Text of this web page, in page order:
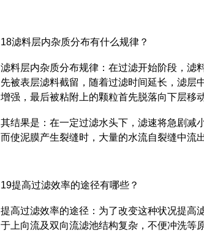
18滤料层内杂质分布有什么规律？
滤料层内杂质分布规律：在过滤开始阶段，滤
先被表层滤料截留，随着过滤时间延长，滤层
增强，最后被粘附上的颗粒首先脱落向下层移
其结果是：在一定过滤水头下，滤速将急剧减
而使泥膜产生裂缝时，大量的水流自裂缝中流
19提高过滤效率的途径有哪些？
提高过滤效率的途径：为了改变这种状况提高
于上向流及双向流滤池结构复杂，不便冲洗等原